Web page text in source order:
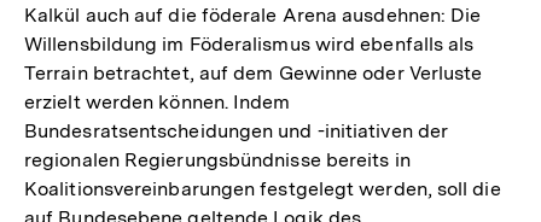
Kalkül auch auf die föderale Arena ausdehnen: Die
Willensbildung im Föderalismus wird ebenfalls als
Terrain betrachtet, auf dem Gewinne oder Verluste
erzielt werden können. Indem
Bundesratsentscheidungen und -initiativen der
regionalen Regierungsbündnisse bereits in
Koalitionsvereinbarungen festgelegt werden, soll die